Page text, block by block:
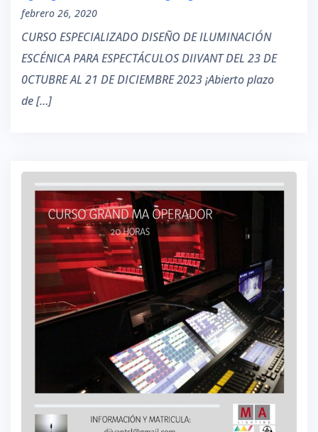
febrero 26, 2020
CURSO ESPECIALIZADO DISEÑO DE ILUMINACIÓN
ESCÉNICA PARA ESPECTÁCULOS DIIVANT DEL 23 DE
0CTUBRE AL 21 DE DICIEMBRE 2023 ¡Abierto plazo
de […]